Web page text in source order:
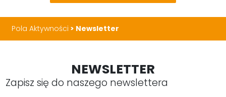
Pola Aktywności > Newsletter
NEWSLETTER
Zapisz się do naszego newslettera